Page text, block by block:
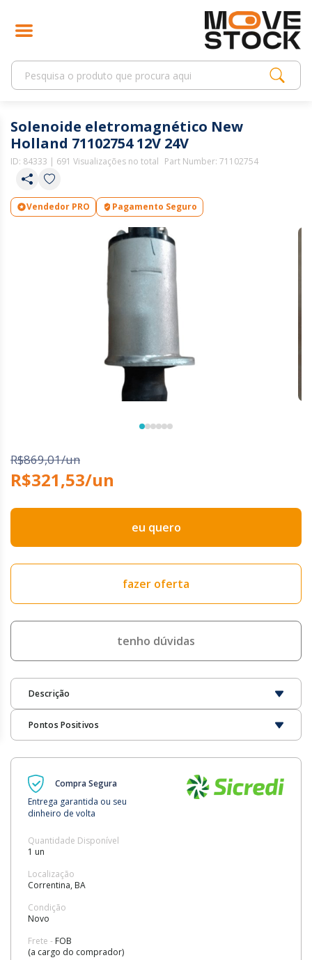
Solenoide eletromagnético New
Holland 71102754 12V 24V
ID: 84333 | 691 Visualizações no total Part Number: 71102754
Vendedor PRO Pagamento Seguro
R$869,01/un
R$321,53/un
eu quero
fazer oferta
tenho dúvidas
Descrição
Pontos Positivos
Compra Segura
Entrega garantida ou seu
dinheiro de volta
Quantidade Disponível
1 un
Localização
Correntina, BA
Condição
Novo
Frete - FOB
(a cargo do comprador)